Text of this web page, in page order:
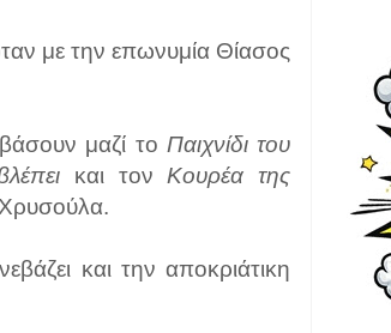
με την επωνυμία Θίασος
μαζί το Παιχνίδι του
και τον Κουρέα της
και την αποκριάτικη